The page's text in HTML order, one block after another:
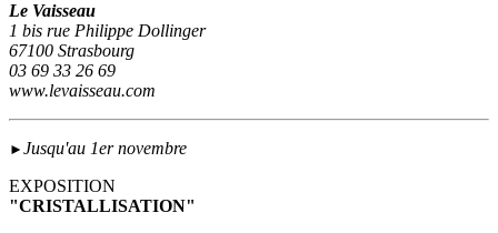
Le Vaisseau
1 bis rue Philippe Dollinger
67100 Strasbourg
03 69 33 26 69
www.levaisseau.com
► Jusqu'au 1er novembre
EXPOSITION
"CRISTALLISATION"